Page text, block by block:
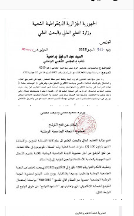
بخصوص توظيف أساتذة دائمين بجامعة
التكوين المتواصل
إعلان عن فتح الترشح